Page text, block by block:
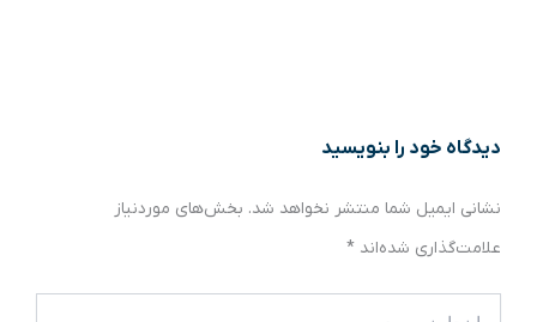
دیدگاه‌ خود را بنویسید
نشانی ایمیل شما منتشر نخواهد شد. بخش‌های موردنیاز
علامت‌گذاری شده‌اند *